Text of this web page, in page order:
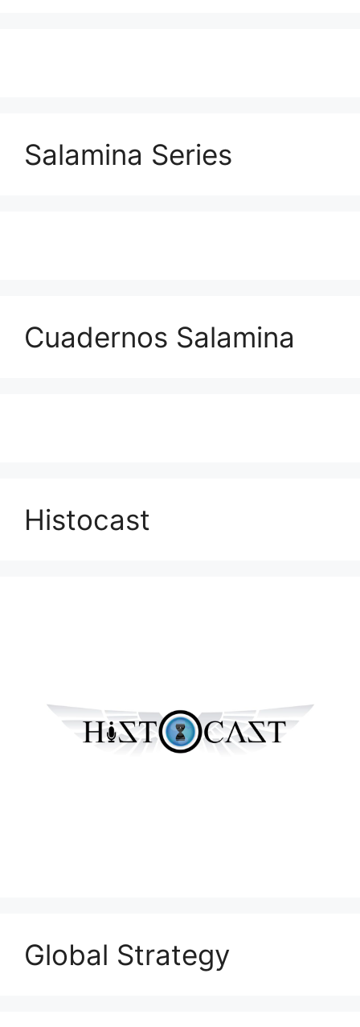
Salamina Series
Cuadernos Salamina
Histocast
Global Strategy